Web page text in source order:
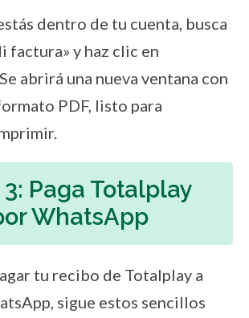
dentro de tu cuenta, busca
factura» y haz clic en
abrirá una nueva ventana con
PDF, listo para
3: Paga Totalplay
WhatsApp
tu recibo de Totalplay a
sigue estos sencillos